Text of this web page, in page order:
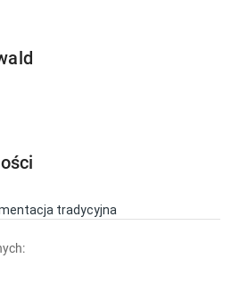
tradycyjna